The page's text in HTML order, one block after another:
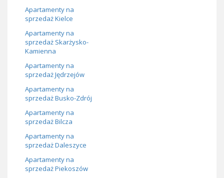
Apartamenty na
sprzedaż Kielce
Apartamenty na
sprzedaż Skarżysko-
Kamienna
Apartamenty na
sprzedaż Jędrzejów
Apartamenty na
sprzedaż Busko-Zdrój
Apartamenty na
sprzedaż Bilcza
Apartamenty na
sprzedaż Daleszyce
Apartamenty na
sprzedaż Piekoszów